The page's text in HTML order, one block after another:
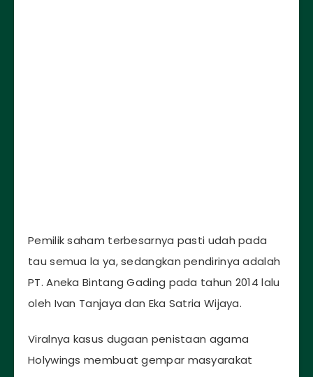
Pemilik saham terbesarnya pasti udah pada
tau semua la ya, sedangkan pendirinya adalah
PT. Aneka Bintang Gading pada tahun 2014 lalu
oleh Ivan Tanjaya dan Eka Satria Wijaya.
Viralnya kasus dugaan penistaan agama
Holywings membuat gempar masyarakat